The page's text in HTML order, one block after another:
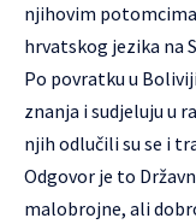
njihovim potomcima
hrvatskog jezika na
Po povratku u
znanja i sudjeluju u
njih odlučili su se i
Odgovor je to
malobrojne, ali